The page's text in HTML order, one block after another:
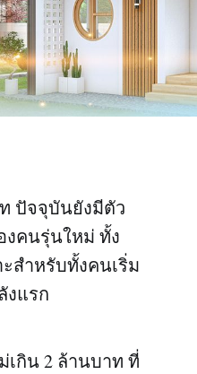
ปัจจุบันยังมีตัว
คนรุ่นใหม่ ทั้ง
สำหรับทั้งคนเริ่ม
งแรก
กิน 2 ล้านบาท ที่